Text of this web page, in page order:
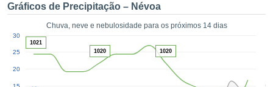
fornecer-
de alta
ACEITAR
CONTINUAR
Gráficos de Precipitação – Névoa
Chuva, neve e nebulosidade para os próximos 14 dias
20
25
30
1021
1020
1020